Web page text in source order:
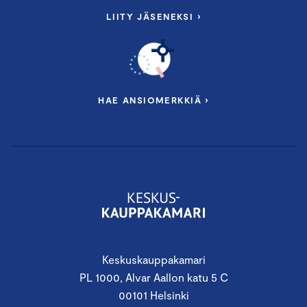
Keskuskauppakamari
PL 1000, Alvar Aallon katu 5 C
00101 Helsinki
LIITY JÄSENEKSI ›
HAE ANSIOMERKKIÄ ›